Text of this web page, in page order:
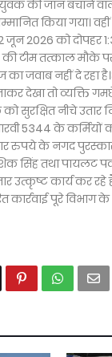
युवक की जान बचाने
किया
2026 को दोपहर
टीम तत्काल मौके
जवाब नहीं दे रहा
जाकर देखा तो
सुरक्षित नीचे उतार
5344 के कर्मियों
रुपये के नगद
सिंह तथा पायलट
उत्कृष्ट कार्य कर
पूरे विभाग के